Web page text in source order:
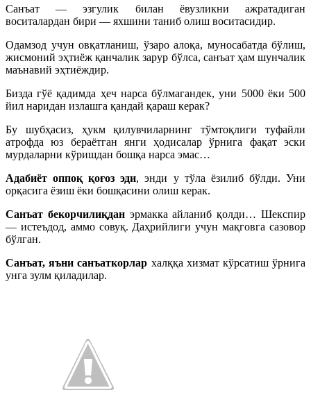
Санъат — эзгулик билан ёвузликни ажратадиган
воситалардан бири — яхшини таниб олиш воситасидир.
Одамзод учун овқатланиш, ўзаро алоқа, муносабатда бўлиш,
жисмоний эҳтиёж қанчалик зарур бўлса, санъат ҳам шунчалик
маънавий эҳтиёждир.
Бизда гўё қадимда ҳеч нарса бўлмагандек, уни 5000 ёки 500
йил наридан излашга қандай қараш керак?
Бу шубҳасиз, ҳукм қилувчиларнинг тўмтоқлиги туфайли
атрофда юз бераётган янги ҳодисалар ўрнига фақат эски
мурдаларни кўришдан бошқа нарса эмас…
Адабиёт оппоқ қоғоз эди, энди у тўла ёзилиб бўлди. Уни
орқасига ёзиш ёки бошқасини олиш керак.
Санъат бекорчилиқданэрмакка айланиб қолди… Шекспир
— истеъдод, аммо совуқ. Даҳрийлиги учун мақговга сазовор
бўлган.
Санъат, яъни санъаткорлар халққа хизмат кўрсатиш ўрнига
унга зулм қиладилар.